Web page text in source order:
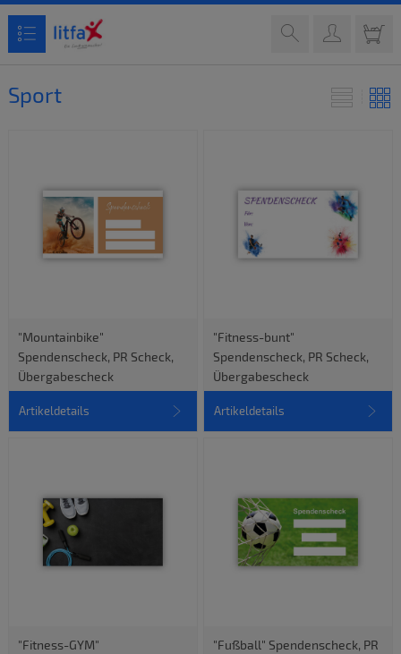
Sport
"Mountainbike"
Spendenscheck, PR Scheck,
Übergabescheck
Artikeldetails
"Fitness-bunt"
Spendenscheck, PR Scheck,
Übergabescheck
Artikeldetails
"Fitness-GYM"
"Fußball" Spendenscheck, PR